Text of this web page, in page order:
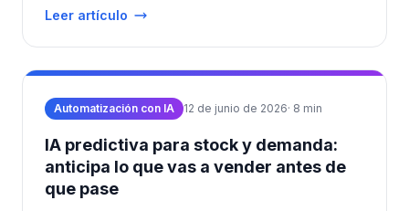
Leer artículo
Automatización con IA 12 de junio de 2026· 8 min
IA predictiva para stock y demanda:
anticipa lo que vas a vender antes de
que pase